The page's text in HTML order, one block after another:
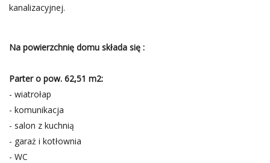
kanalizacyjnej.
Na powierzchnię domu składa się :
Parter o pow. 62,51 m2:
- wiatrołap
- komunikacja
- salon z kuchnią
- garaż i kotłownia
- WC